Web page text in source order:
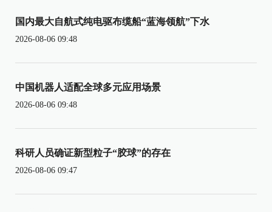
国内最大自航式纯电驱布缆船“蓝海领航”下水
2026-08-06 09:48
中国机器人适配全球多元应用场景
2026-08-06 09:48
科研人员确证新型粒子“胶球”的存在
2026-08-06 09:47